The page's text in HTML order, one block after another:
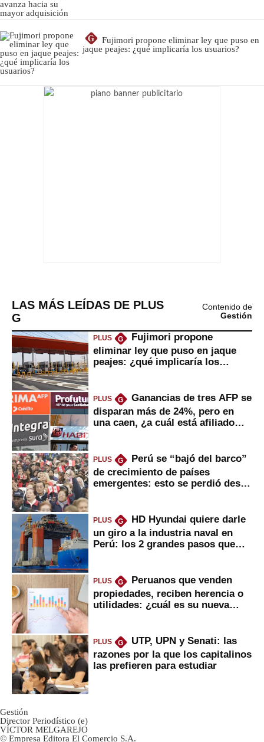
G
Fujimori propone eliminar ley que puso en
jaque peajes: ¿qué implicaría los usuarios?
LAS MÁS LEÍDAS DE PLUS
G
Contenido de
Gestión
PLUS G
Fujimori propone
eliminar ley que puso en jaque
peajes: ¿qué implicaría los
PLUS G
Ganancias de tres AFP se
disparan más de 24%, pero en
una caen, ¿a cuál está afiliado
PLUS G
Perú se “bajó del barco”
de crecimiento de países
emergentes: esto se perdió desde
PLUS G
HD Hyundai quiere darle
un giro a la industria naval en
Perú: los 2 grandes pasos que
PLUS G
Peruanos que venden
propiedades, reciben herencia o
utilidades: ¿cuál es su nueva
PLUS G
UTP, UPN y Senati: las
razones por la que los capitalinos
las prefieren para estudiar
Gestión
Director Periodístico (e)
VÍCTOR MELGAREJO
© Empresa Editora El Comercio S.A.